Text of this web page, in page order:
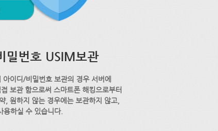
밀번호 USIM보관
이디/비밀번호 보관의 경우 서버에
보관 함으로써 스마트폰 해킹으로부터
, 원하지 않는 경우에는 보관하지 않고,
용하실 수 있습니다.